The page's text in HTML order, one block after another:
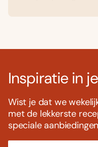
Inspiratie in
Wist je dat we
met de lekkerste
speciale